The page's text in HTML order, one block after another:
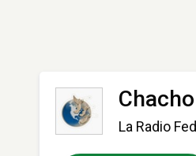
La Radio